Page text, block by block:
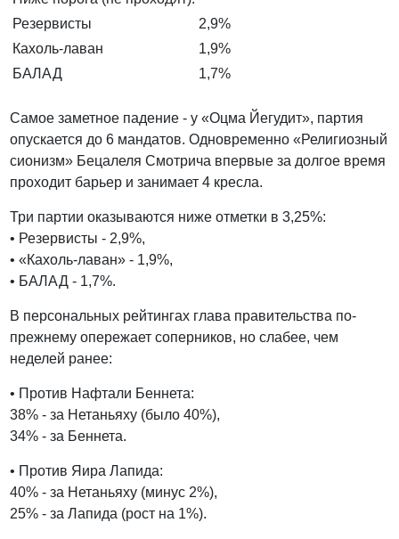
Резервисты
2,9%
Кахоль-лаван
1,9%
БАЛАД
1,7%
Самое заметное падение - у «Оцма Йегудит», партия
опускается до 6 мандатов. Одновременно «Религиозный
сионизм» Бецалеля Смотрича впервые за долгое время
проходит барьер и занимает 4 кресла.
Три партии оказываются ниже отметки в 3,25%:
• Резервисты - 2,9%,
• «Кахоль-лаван» - 1,9%,
• БАЛАД - 1,7%.
В персональных рейтингах глава правительства по-
прежнему опережает соперников, но слабее, чем
неделей ранее:
• Против Нафтали Беннета:
38% - за Нетаньяху (было 40%),
34% - за Беннета.
• Против Яира Лапида:
40% - за Нетаньяху (минус 2%),
25% - за Лапида (рост на 1%).